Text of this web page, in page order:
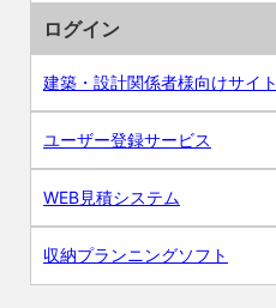
ログイン
建築・設計関係者様向けサイト
ユーザー登録サービス
WEB見積システム
収納プランニングソフト